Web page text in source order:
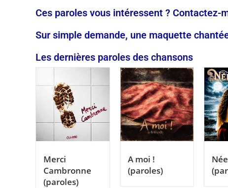
Ces paroles vous intéressent ? Contactez-
Sur simple demande, une maquette
Les dernières paroles des chansons
Merci
Cambronne
(paroles)
A moi !
(paroles)